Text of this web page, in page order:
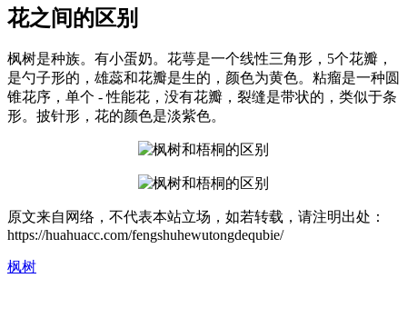
花之间的区别
枫树是种族。有小蛋奶。花萼是一个线性三角形，5个花瓣，
是勺子形的，雄蕊和花瓣是生的，颜色为黄色。粘瘤是一种圆
锥花序，单个 - 性能花，没有花瓣，裂缝是带状的，类似于条
形。披针形，花的颜色是淡紫色。
原文来自网络，不代表本站立场，如若转载，请注明出处：
https://huahuacc.com/fengshuhewutongdequbie/
枫树